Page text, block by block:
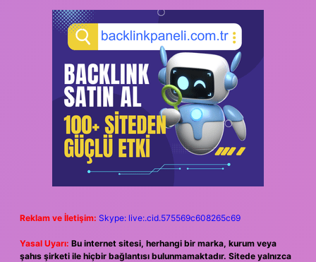
Reklam ve İletişim: Skype: live:.cid.575569c608265c69
Yasal Uyarı: Bu internet sitesi, herhangi bir marka, kurum veya
şahıs şirketi ile hiçbir bağlantısı bulunmamaktadır. Sitede yalnızca